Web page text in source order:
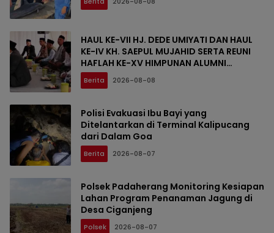
HAUL KE-VII HJ. DEDE UMIYATI DAN HAUL
KE-IV KH. SAEPUL MUJAHID SERTA REUNI
HAFLAH KE-XV HIMPUNAN ALUMNI
DIGELAR DI PONDOK PESANTREN AL-FALAH
SANUSSIYAH
Berita 2026-08-08
Polisi Evakuasi Ibu Bayi yang
Ditelantarkan di Terminal Kalipucang
dari Dalam Goa
Berita 2026-08-07
Polsek Padaherang Monitoring Kesiapan
Lahan Program Penanaman Jagung di
Desa Ciganjeng
Polsek 2026-08-07